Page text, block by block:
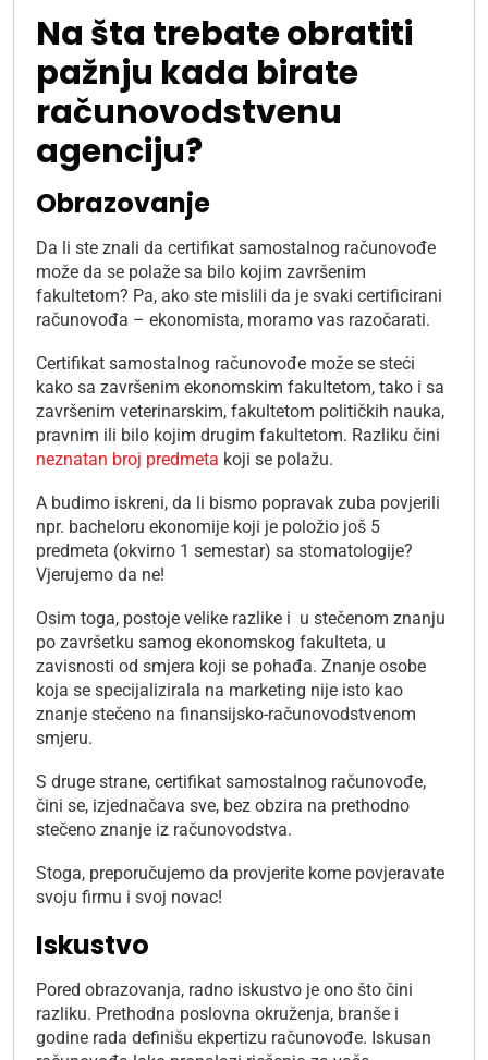
Na šta trebate obratiti
pažnju kada birate
računovodstvenu
agenciju?
Obrazovanje
Da li ste znali da certifikat samostalnog računovođe
može da se polaže sa bilo kojim završenim
fakultetom? Pa, ako ste mislili da je svaki certificirani
računovođa – ekonomista, moramo vas razočarati.
Certifikat samostalnog računovođe može se steći
kako sa završenim ekonomskim fakultetom, tako i sa
završenim veterinarskim, fakultetom političkih nauka,
pravnim ili bilo kojim drugim fakultetom. Razliku čini
neznatan broj predmeta koji se polažu.
A budimo iskreni, da li bismo popravak zuba povjerili
npr. bacheloru ekonomije koji je položio još 5
predmeta (okvirno 1 semestar) sa stomatologije?
Vjerujemo da ne!
Osim toga, postoje velike razlike i u stečenom znanju
po završetku samog ekonomskog fakulteta, u
zavisnosti od smjera koji se pohađa. Znanje osobe
koja se specijalizirala na marketing nije isto kao
znanje stečeno na finansijsko-računovodstvenom
smjeru.
S druge strane, certifikat samostalnog računovođe,
čini se, izjednačava sve, bez obzira na prethodno
stečeno znanje iz računovodstva.
Stoga, preporučujemo da provjerite kome povjeravate
svoju firmu i svoj novac!
Iskustvo
Pored obrazovanja, radno iskustvo je ono što čini
razliku. Prethodna poslovna okruženja, branše i
godine rada definišu ekpertizu računovođe. Iskusan